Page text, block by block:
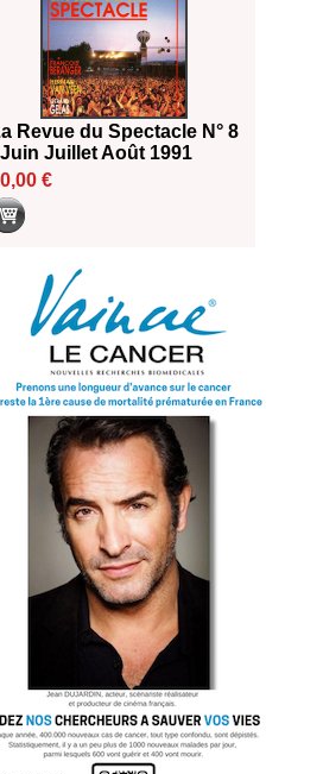
Revue du Spectacle N° 8
Juillet Août 1991
€